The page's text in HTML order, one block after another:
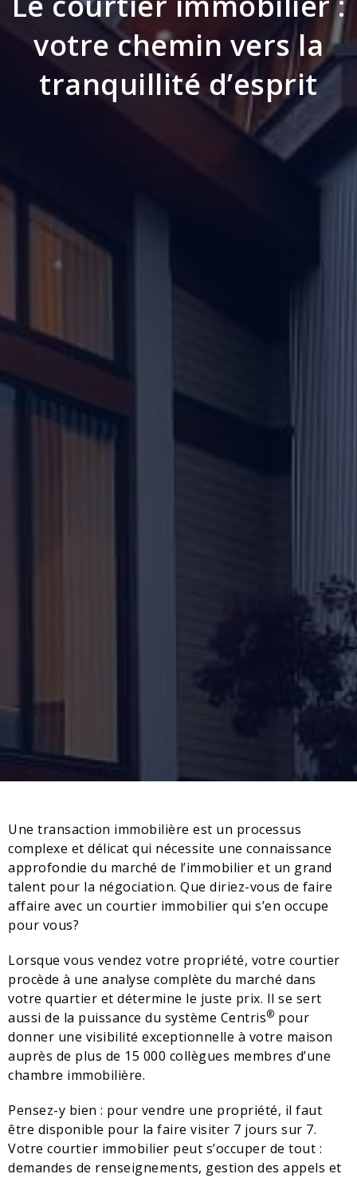
votre chemin vers la
tranquillité d’esprit
Une transaction immobilière est un processus
complexe et délicat qui nécessite une connaissance
approfondie du marché de l’immobilier et un grand
talent pour la négociation. Que diriez-vous de faire
affaire avec un courtier immobilier qui s’en occupe
pour vous?
Lorsque vous vendez votre propriété, votre courtier
procède à une analyse complète du marché dans
votre quartier et détermine le juste prix. Il se sert
aussi de la puissance du système Centris® pour
donner une visibilité exceptionnelle à votre maison
auprès de plus de 15 000 collègues membres d’une
chambre immobilière.
Pensez-y bien : pour vendre une propriété, il faut
être disponible pour la faire visiter 7 jours sur 7.
Votre courtier immobilier peut s’occuper de tout :
demandes de renseignements, gestion des appels et